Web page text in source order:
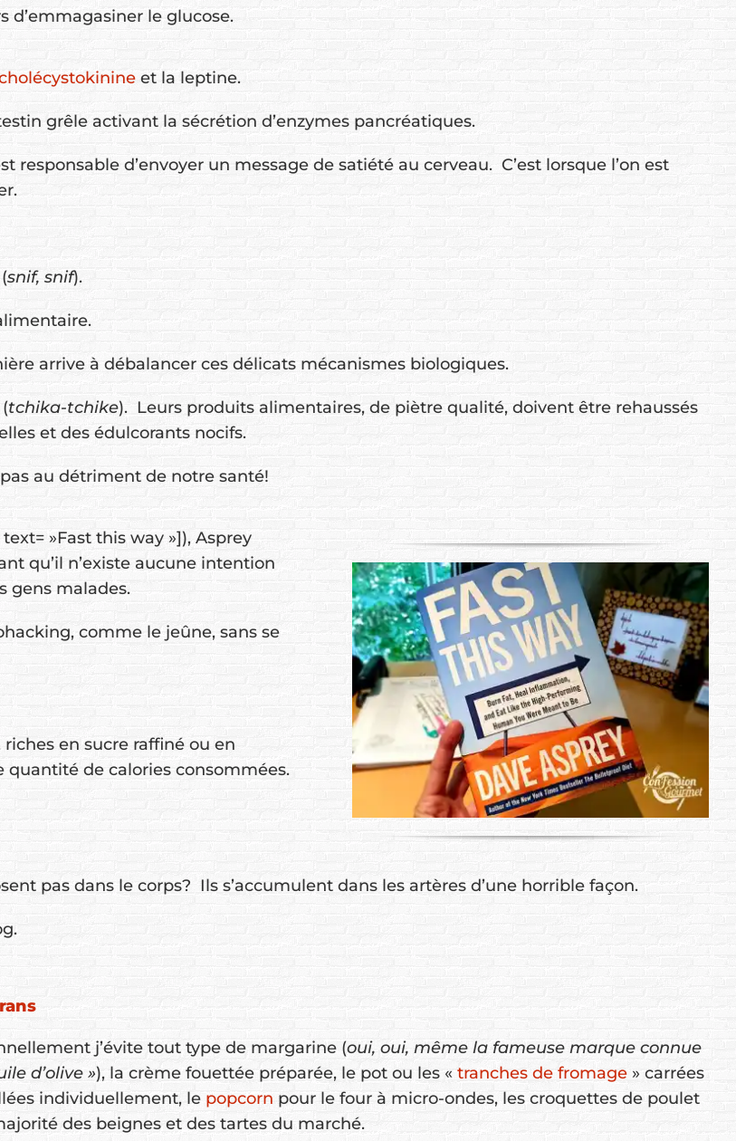
d’emmagasiner le glucose.
et la leptine.
grêle activant la sécrétion d’enzymes pancréatiques.
d’envoyer un message de satiété au cerveau. C’est lorsque l’on est
snif, snif).
arrive à débalancer ces délicats mécanismes biologiques.
tchika-tchike). Leurs produits alimentaires, de piètre qualité, doivent être rehaussés
et des édulcorants nocifs.
au détriment de notre santé!
»Fast this way »]), Asprey
qu’il n’existe aucune intention
gens malades.
comme le jeûne, sans se
en sucre raffiné ou en
quantité de calories consommées.
pas dans le corps? Ils s’accumulent dans les artères d’une horrible façon.
j’évite tout type de margarine (oui, oui, même la fameuse marque connue
d’olive »), la crème fouettée préparée, le pot ou les «tranches de fromage » carrées
individuellement, le popcorn pour le four à micro-ondes, les croquettes de poulet
des beignes et des tartes du marché.